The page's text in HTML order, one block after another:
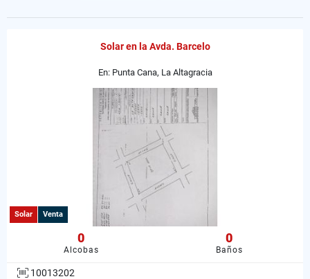
Solar en la Avda. Barcelo
En: Punta Cana, La Altagracia
Solar Venta
0
Alcobas
0
Baños
10013202